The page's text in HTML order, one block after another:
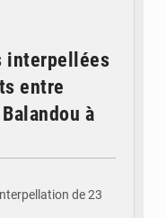
interpellées
entre
à
de 23